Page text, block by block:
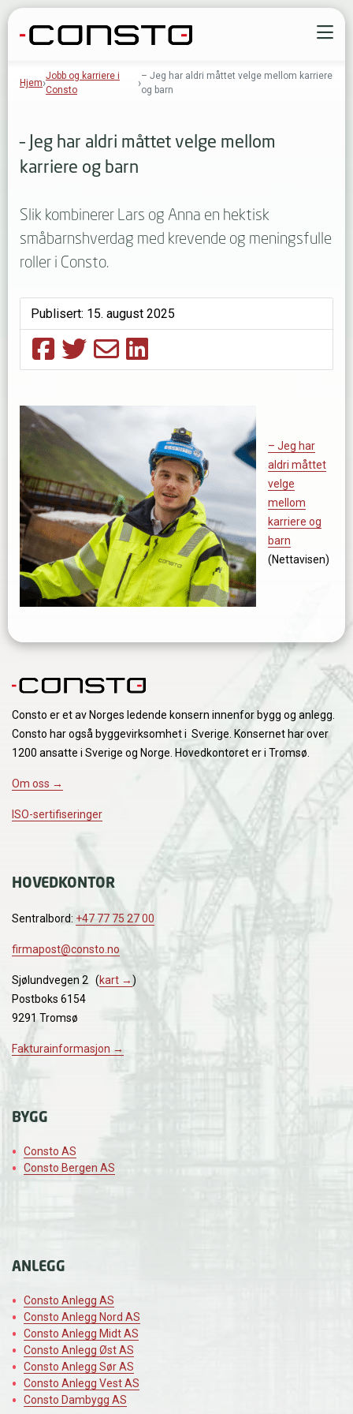
Gå til innhold
Hjem
Jobb og karriere i
Consto
– Jeg har aldri måttet velge mellom karriere
og barn
– Jeg har aldri måttet velge mellom
karriere og barn
Slik kombinerer Lars og Anna en hektisk
småbarnshverdag med krevende og meningsfulle
roller i Consto.
– Jeg har
aldri måttet
velge
mellom
karriere og
barn
(Nettavisen)
Publisert: 15. august 2025
Consto er et av Norges ledende konsern innenfor bygg og anlegg.
Consto har også byggevirksomhet i Sverige. Konsernet har over
1200 ansatte i Sverige og Norge. Hovedkontoret er i Tromsø.
Om oss →
ISO-sertifiseringer
HOVEDKONTOR
Sentralbord: +47 77 75 27 00
firmapost@consto.no
Sjølundvegen 2 (kart →)
Postboks 6154
9291 Tromsø
Fakturainformasjon →
BYGG
Consto AS
Consto Bergen AS
ANLEGG
Consto Anlegg AS
Consto Anlegg Nord AS
Consto Anlegg Midt AS
Consto Anlegg Øst AS
Consto Anlegg Sør AS
Consto Anlegg Vest AS
Consto Dambygg AS